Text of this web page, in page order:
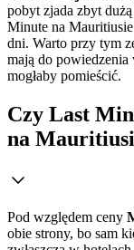
pobyt zjada zbyt
Minute na
dni. Warto przy tym
mają do
mogłaby pomieścić.
Czy Last
na
Pod względem ceny
obie strony, bo sam